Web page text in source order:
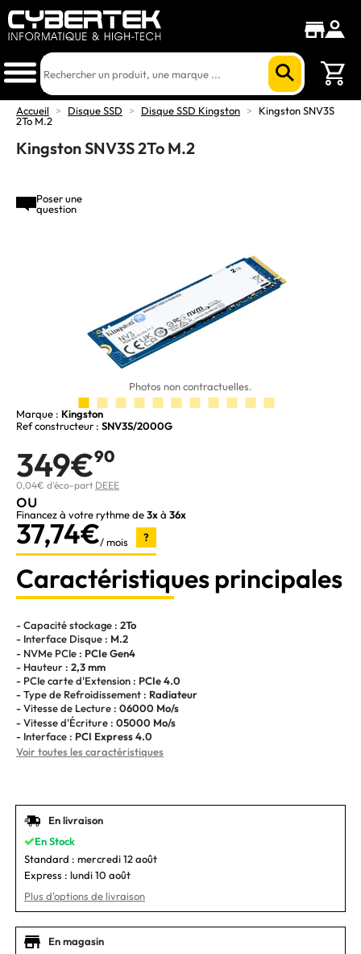
Accueil > Disque SSD > Disque SSD Kingston >
Kingston SNV3S
2To M.2
Kingston SNV3S 2To M.2
Poser une
question
Photos non contractuelles.
Marque : Kingston
Ref constructeur : SNV3S/2000G
349€90
0,04€ d'éco-part DEEE
ou
Financez à votre rythme de3xà 36x
37,74€/ mois ?
Caractéristiques principales
- Capacité stockage : 2To
- Interface Disque : M.2
- NVMe PCIe : PCIe Gen4
- Hauteur : 2,3 mm
- PCIe carte d'Extension : PCIe 4.0
- Type de Refroidissement : Radiateur
- Vitesse de Lecture : 06000 Mo/s
- Vitesse d'Écriture : 05000 Mo/s
- Interface : PCI Express 4.0
Voir toutes les caractéristiques
En livraison
En Stock
Standard : mercredi 12 août
Express : lundi 10 août
Plus d'options de livraison
En magasin